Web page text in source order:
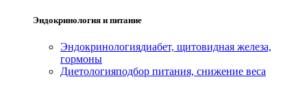
Эндокринология и питание
Эндокринологиядиабет, щитовидная железа,
гормоны
Диетологияподбор питания, снижение веса